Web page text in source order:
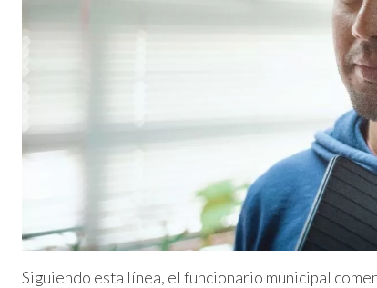
Siguiendo esta línea, el funcionario municipal